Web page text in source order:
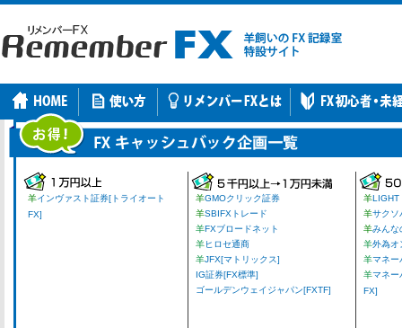
羊インヴァスト証券[トライオート
FX]
羊GMOクリック証券
羊SBIFXトレード
羊FXブロードネット
羊ヒロセ通商
羊JFX[マトリックス]
IG証券[FX標準]
ゴールデンウェイジャパン[FXTF]
羊LIGHT
羊サクソ
羊みんな
羊外為オ
羊マネー
羊マネー
FX]